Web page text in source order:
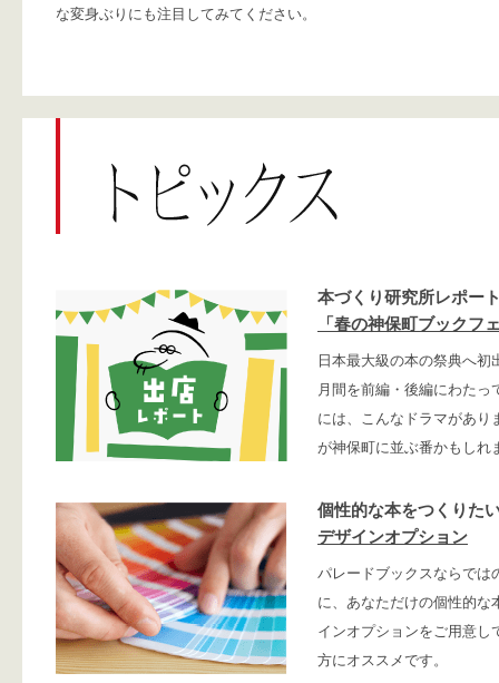
な変身ぶりにも注目してみてください。
本づくり研究所レポー
「春の神保町ブックフ
日本最大級の本の祭典へ初
月間を前編・後編にわたっ
には、こんなドラマがあり
が神保町に並ぶ番かもしれ
個性的な本をつくりた
デザインオプション
パレードブックスならでは
に、あなただけの個性的な
インオプションをご用意し
方にオススメです。